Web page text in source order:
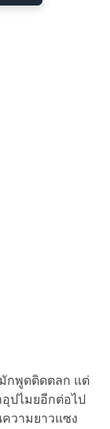
กพูดติดตลก แต่
ปไมยอีกต่อไป
วามยาวแซง